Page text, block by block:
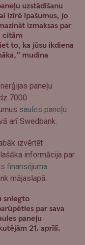
uzstādīšanu
izīrē īpašumus, jo
izmaksas par
citām
to, ka jūsu ikdiena
mudina
paneļu
7000
saules paneļu
arī Swedbank.
izvērtēt
informācija par
finansējuma
mājaslapā.
sniegto
par sava
paneļu
21. aprīlī.